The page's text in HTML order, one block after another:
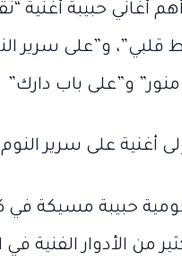
أغاني حبيبة أغنية
و”على سرير
منور” و”على باب دارك”
أغنية على سرير
حبيبة مسيكة في
من الأدوار الفنية